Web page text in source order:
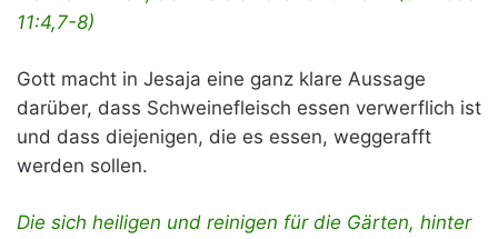
11:4,7-8)
Gott macht in Jesaja eine ganz klare Aussage
darüber, dass Schweinefleisch essen verwerflich ist
und dass diejenigen, die es essen, weggerafft
werden sollen.
Die sich heiligen und reinigen für die Gärten, hinter